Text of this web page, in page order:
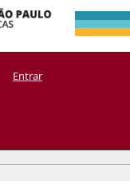
Entrar